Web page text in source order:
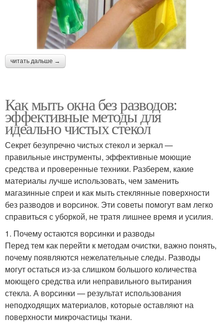
читать дальше →
Как мыть окна без разводов:
эффективные методы для
идеально чистых стекол
Секрет безупречно чистых стекол и зеркал —
правильные инструменты, эффективные моющие
средства и проверенные техники. Разберем, какие
материалы лучше использовать, чем заменить
магазинные спреи и как мыть стеклянные поверхности
без разводов и ворсинок. Эти советы помогут вам легко
справиться с уборкой, не тратя лишнее время и усилия.
1. Почему остаются ворсинки и разводы
Перед тем как перейти к методам очистки, важно понять,
почему появляются нежелательные следы. Разводы
могут остаться из-за слишком большого количества
моющего средства или неправильного вытирания
стекла. А ворсинки — результат использования
неподходящих материалов, которые оставляют на
поверхности микрочастицы ткани.